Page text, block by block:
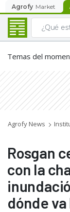
Agrofy Market
Temas del
Agrofy News
Rosgan
con la
dónde